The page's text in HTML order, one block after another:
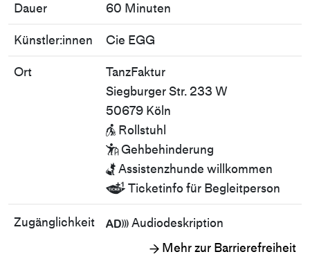
Dauer 60 Minuten
Künstler:innen Cie EGG
Ort
TanzFaktur
Siegburger Str. 233 W
50679 Köln
 Rollstuhl
Gehbehinderung
 Assistenzhunde willkommen
 Ticketinfo für Begleitperson
Zugänglichkeit  Audiodeskription
→ Mehr zur Barrierefreiheit